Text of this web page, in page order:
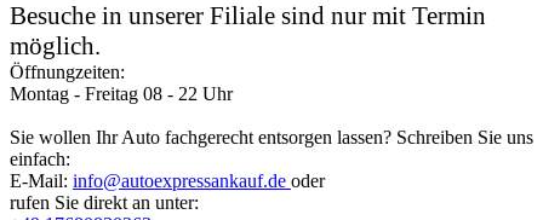
Besuche in unserer Filiale sind nur mit Termin
möglich.
Öffnungzeiten:
Montag - Freitag 08 - 22 Uhr
Sie wollen Ihr Auto fachgerecht entsorgen lassen? Schreiben Sie uns
einfach:
E-Mail: info@autoexpressankauf.de oder
rufen Sie direkt an unter: